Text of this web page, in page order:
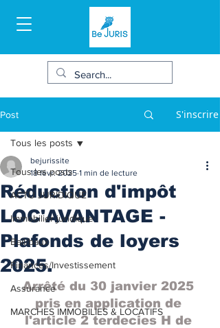
Post S'inscrire
Tous les posts
ACTU JURIDIQUE
Immobilier juridique
Bail/baux
Finances/Investissement
Assurance
MARCHES IMMOBILIES & LOCATIFS
Tous les posts
Réduction d'impôt
LOC'AVANTAGE -
Plafonds de loyers
2025.
bejurissite
18 févr. 2025 1 min de lecture
Arrêté du 30 janvier 2025
pris en application de
l'article 2 terdecies H de